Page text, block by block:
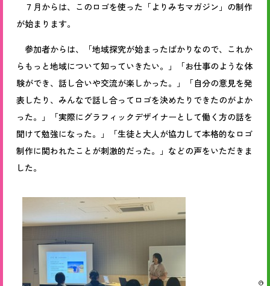
７月からは、このロゴを使った「よりみちマガジン」の制作
が始まります。
参加者からは、「地域探究が始まったばかりなので、これか
らもっと地域について知っていきたい。」「お仕事のような体
験ができ、話し合いや交流が楽しかった。」「自分の意見を発
表したり、みんなで話し合ってロゴを決めたりできたのがよか
った。」「実際にグラフィックデザイナーとして働く方の話を
聞けて勉強になった。」「生徒と大人が協力して本格的なロゴ
制作に関われたことが刺激的だった。」などの声をいただきま
した。